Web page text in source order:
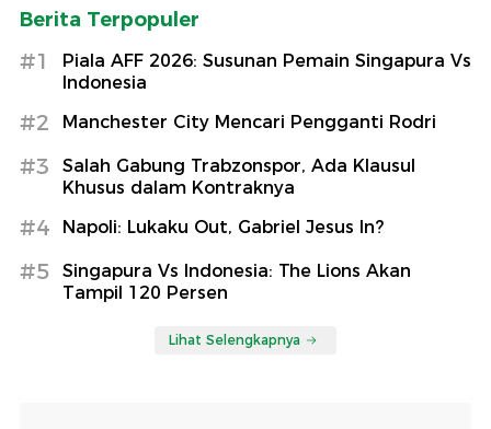
Berita Terpopuler
#1
Piala AFF 2026: Susunan Pemain Singapura Vs
Indonesia
#2 Manchester City Mencari Pengganti Rodri
#3
Salah Gabung Trabzonspor, Ada Klausul
Khusus dalam Kontraknya
#4 Napoli: Lukaku Out, Gabriel Jesus In?
#5
Singapura Vs Indonesia: The Lions Akan
Tampil 120 Persen
Lihat Selengkapnya